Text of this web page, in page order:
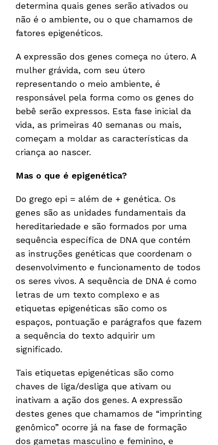
determina quais genes serão ativados ou
não é o ambiente, ou o que chamamos de
fatores epigenéticos.
A expressão dos genes começa no útero. A
mulher grávida, com seu útero
representando o meio ambiente, é
responsável pela forma como os genes do
bebê serão expressos. Esta fase inicial da
vida, as primeiras 40 semanas ou mais,
começam a moldar as características da
criança ao nascer.
Mas o que é epigenética?
Do grego epi = além de + genética. Os
genes são as unidades fundamentais da
hereditariedade e são formados por uma
sequência específica de DNA que contém
as instruções genéticas que coordenam o
desenvolvimento e funcionamento de todos
os seres vivos. A sequência de DNA é como
letras de um texto complexo e as
etiquetas epigenéticas são como os
espaços, pontuação e parágrafos que fazem
a sequência do texto adquirir um
significado.
Tais etiquetas epigenéticas são como
chaves de liga/desliga que ativam ou
inativam a ação dos genes. A expressão
destes genes que chamamos de “imprinting
genômico” ocorre já na fase de formação
dos gametas masculino e feminino, e